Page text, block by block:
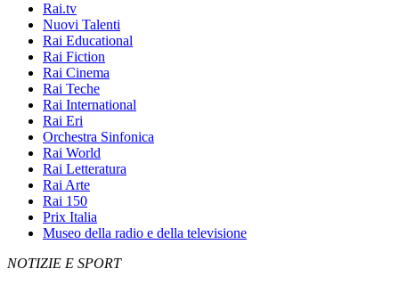
Rai.tv
Nuovi Talenti
Rai Educational
Rai Fiction
Rai Cinema
Rai Teche
Rai International
Rai Eri
Orchestra Sinfonica
Rai World
Rai Letteratura
Rai Arte
Rai 150
Prix Italia
Museo della radio e della televisione
NOTIZIE E SPORT